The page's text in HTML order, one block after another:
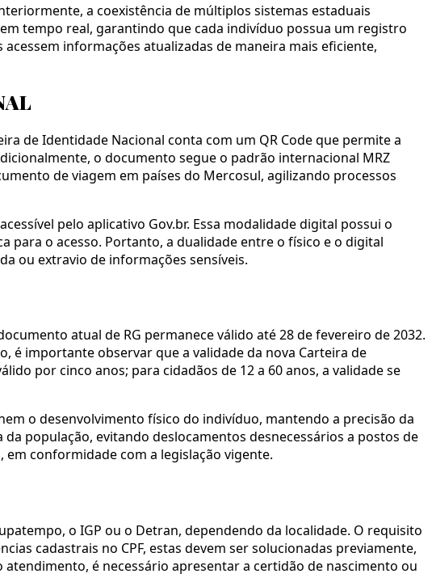
a coexistência de múltiplos sistemas estaduais
tempo real, garantindo que cada indivíduo possua um registro
informações atualizadas de maneira mais eficiente,
de Identidade Nacional conta com um QR Code que permite a
o documento segue o padrão internacional MRZ
de viagem em países do Mercosul, agilizando processos
pelo aplicativo Gov.br. Essa modalidade digital possui o
para o acesso. Portanto, a dualidade entre o físico e o digital
ou extravio de informações sensíveis.
atual de RG permanece válido até 28 de fevereiro de 2032.
é importante observar que a validade da nova Carteira de
por cinco anos; para cidadãos de 12 a 60 anos, a validade se
o desenvolvimento físico do indivíduo, mantendo a precisão da
população, evitando deslocamentos desnecessários a postos de
conformidade com a legislação vigente.
o IGP ou o Detran, dependendo da localidade. O requisito
cadastrais no CPF, estas devem ser solucionadas previamente,
é necessário apresentar a certidão de nascimento ou